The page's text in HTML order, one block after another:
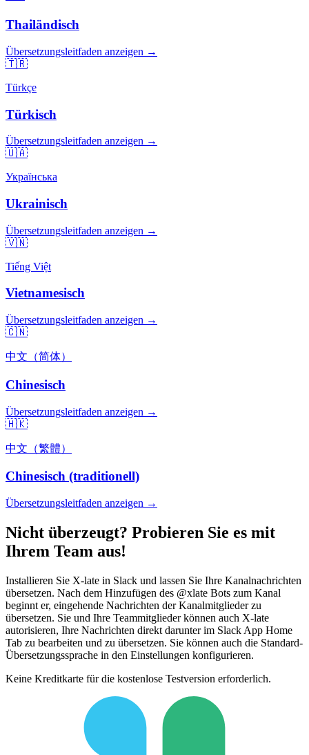
Thailändisch
Übersetzungsleitfaden anzeigen →
🇹🇷
Türkçe
Türkisch
Übersetzungsleitfaden anzeigen →
🇺🇦
Українська
Ukrainisch
Übersetzungsleitfaden anzeigen →
🇻🇳
Tiếng Việt
Vietnamesisch
Übersetzungsleitfaden anzeigen →
🇨🇳
中文（简体）
Chinesisch
Übersetzungsleitfaden anzeigen →
🇭🇰
中文（繁體）
Chinesisch (traditionell)
Übersetzungsleitfaden anzeigen →
Nicht überzeugt? Probieren Sie es mit
Ihrem Team aus!
Installieren Sie X-late in Slack und lassen Sie Ihre Kanalnachrichten
übersetzen. Nach dem Hinzufügen des @xlate Bots zum Kanal
beginnt er, eingehende Nachrichten der Kanalmitglieder zu
übersetzen. Sie und Ihre Teammitglieder können auch X-late
autorisieren, Ihre Nachrichten direkt darunter im Slack App Home
Tab zu bearbeiten und zu übersetzen. Sie können auch die Standard-
Übersetzungssprache in den Einstellungen konfigurieren.
Keine Kreditkarte für die kostenlose Testversion erforderlich.